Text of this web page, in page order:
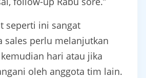
seperti ini sangat
sales perlu melanjutkan
hari atau jika
oleh anggota tim lain.